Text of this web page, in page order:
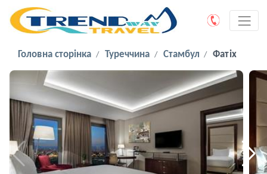
Головна сторінка Туреччина Стамбул Фатіх